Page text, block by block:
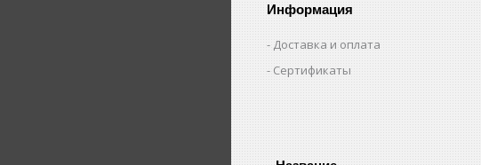
Информация
Доставка и оплата
Сертификаты